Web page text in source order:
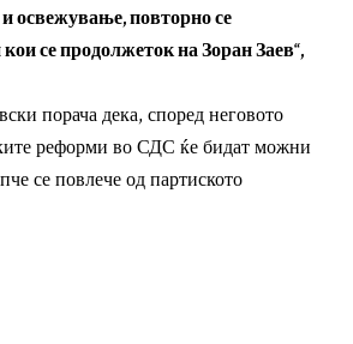
освежување, повторно се
се продолжеток на Зоран Заев“,
порача дека, според неговото
реформи во СДС ќе бидат можни
се повлече од партиското